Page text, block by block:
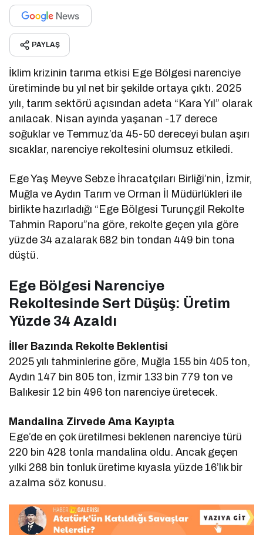
PAYLAŞ
İklim krizinin tarıma etkisi Ege Bölgesi narenciye
üretiminde bu yıl net bir şekilde ortaya çıktı. 2025
yılı, tarım sektörü açısından adeta “Kara Yıl” olarak
anılacak. Nisan ayında yaşanan -17 derece
soğuklar ve Temmuz’da 45-50 dereceyi bulan aşırı
sıcaklar, narenciye rekoltesini olumsuz etkiledi.
Ege Yaş Meyve Sebze İhracatçıları Birliği’nin, İzmir,
Muğla ve Aydın Tarım ve Orman İl Müdürlükleri ile
birlikte hazırladığı “Ege Bölgesi Turunçgil Rekolte
Tahmin Raporu”na göre, rekolte geçen yıla göre
yüzde 34 azalarak 682 bin tondan 449 bin tona
düştü.
Ege Bölgesi Narenciye
Rekoltesinde Sert Düşüş: Üretim
Yüzde 34 Azaldı
İller Bazında Rekolte Beklentisi
2025 yılı tahminlerine göre, Muğla 155 bin 405 ton,
Aydın 147 bin 805 ton, İzmir 133 bin 779 ton ve
Balıkesir 12 bin 496 ton narenciye üretecek.
Mandalina Zirvede Ama Kayıpta
Ege’de en çok üretilmesi beklenen narenciye türü
220 bin 428 tonla mandalina oldu. Ancak geçen
yılki 268 bin tonluk üretime kıyasla yüzde 16’lık bir
azalma söz konusu.